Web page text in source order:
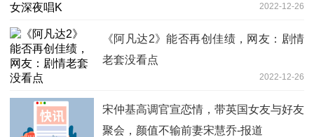
2022-12-26
《阿凡达2》能否再创佳绩，网友：剧情
老套没看点
2022-12-26
宋仲基高调官宣恋情，带英国女友与好友
聚会，颜值不输前妻宋慧乔-报道